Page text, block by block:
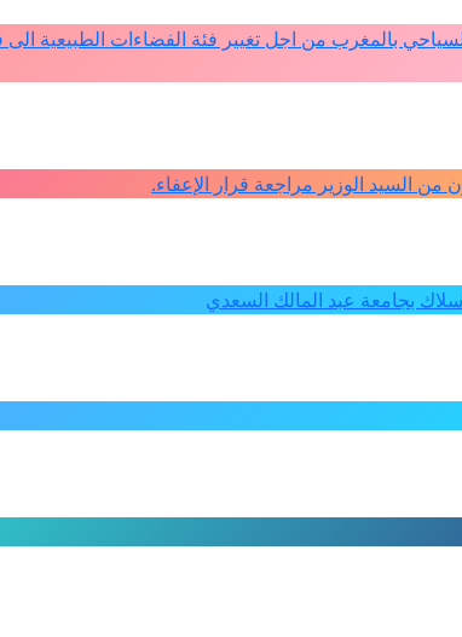
التنظيمية للمادة 4 من القانون 12ـ05 للارشاد السياحي بالمغرب من اجل تغيير فئة الفضاءات
من السيد الوزير مراجعة قرار الإعفاء.
بجامعة عبد المالك السعدي